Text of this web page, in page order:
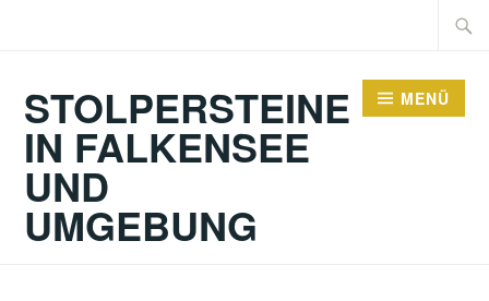
Suche
STOLPERSTEINE
IN FALKENSEE
UND
UMGEBUNG
MENÜ